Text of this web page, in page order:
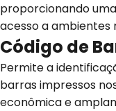
proporcionando
acesso a ambientes
Código de
Permite a
barras impressos
econômica e